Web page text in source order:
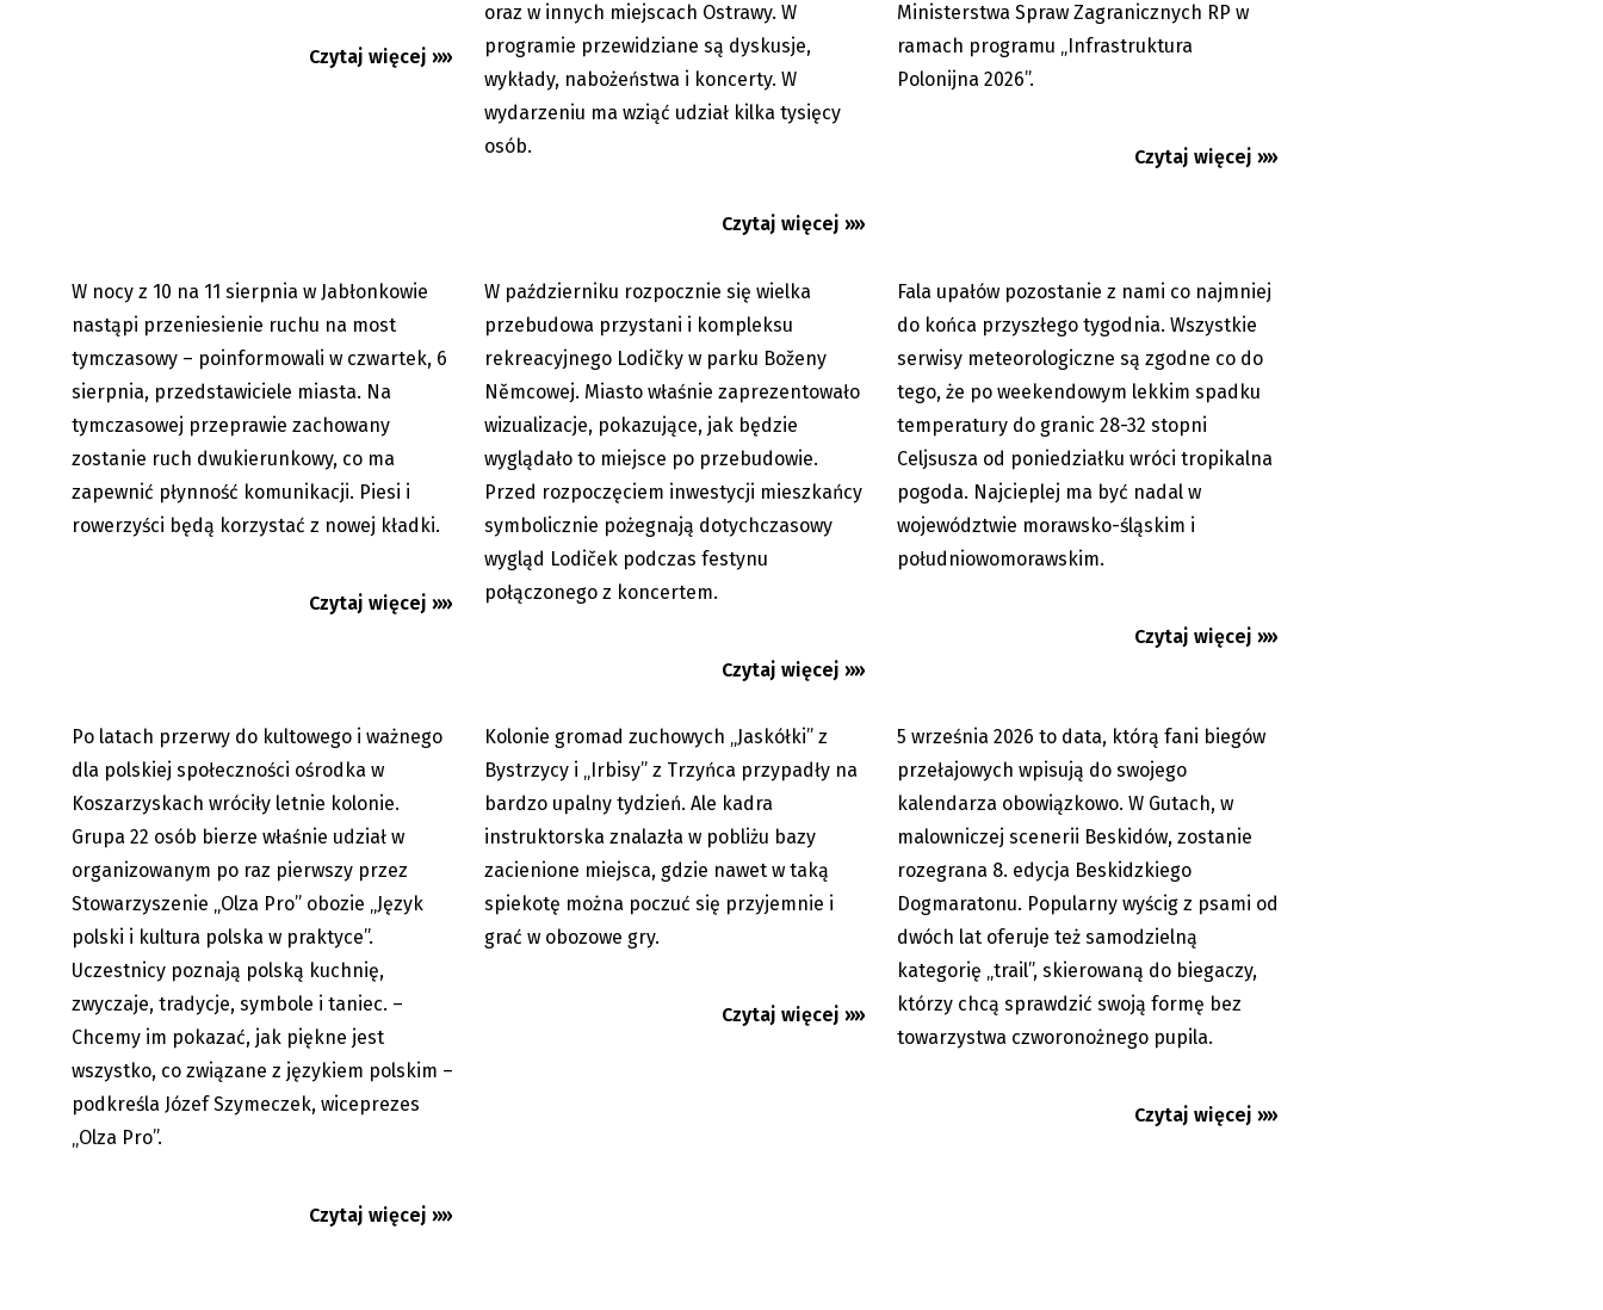
Czytaj więcej »»
oraz w innych miejscach Ostrawy. W
programie przewidziane są dyskusje,
wykłady, nabożeństwa i koncerty. W
wydarzeniu ma wziąć udział kilka tysięcy
osób.
Czytaj więcej »»
Ministerstwa Spraw Zagranicznych RP w
ramach programu „Infrastruktura
Polonijna 2026”.
Czytaj więcej »»
06.08.2026
Utrudnienia w centrum Jabłonkowa.
W nocy z 10 na 11 sierpnia w Jabłonkowie
nastąpi przeniesienie ruchu na most
tymczasowy – poinformowali w czwartek, 6
sierpnia, przedstawiciele miasta. Na
tymczasowej przeprawie zachowany
zostanie ruch dwukierunkowy, co ma
zapewnić płynność komunikacji. Piesi i
rowerzyści będą korzystać z nowej kładki.
Czytaj więcej »»
06.08.2026
Karwina: wielka zmiana kompleksu
Lodičky w parku Boženy
Němcowej...
W październiku rozpocznie się wielka
przebudowa przystani i kompleksu
rekreacyjnego Lodičky w parku Boženy
Němcowej. Miasto właśnie zaprezentowało
wizualizacje, pokazujące, jak będzie
wyglądało to miejsce po przebudowie.
Przed rozpoczęciem inwestycji mieszkańcy
symbolicznie pożegnają dotychczasowy
wygląd Lodiček podczas festynu
połączonego z koncertem.
Czytaj więcej »»
06.08.2026
Upały nie odpuszczą. Gorąco
będzie w naszym regionie co
Fala upałów pozostanie z nami co najmniej
do końca przyszłego tygodnia. Wszystkie
serwisy meteorologiczne są zgodne co do
tego, że po weekendowym lekkim spadku
temperatury do granic 28-32 stopni
Celjsusza od poniedziałku wróci tropikalna
pogoda. Najcieplej ma być nadal w
województwie morawsko-śląskim i
południowomorawskim.
Czytaj więcej »»
05.08.2026
Koszarzyska: Język polski na
każdym kroku
Po latach przerwy do kultowego i ważnego
dla polskiej społeczności ośrodka w
Koszarzyskach wróciły letnie kolonie.
Grupa 22 osób bierze właśnie udział w
organizowanym po raz pierwszy przez
Stowarzyszenie „Olza Pro” obozie „Język
polski i kultura polska w praktyce”.
Uczestnicy poznają polską kuchnię,
zwyczaje, tradycje, symbole i taniec. –
Chcemy im pokazać, jak piękne jest
wszystko, co związane z językiem polskim –
podkreśla Józef Szymeczek, wiceprezes
„Olza Pro”.
Czytaj więcej »»
05.08.2026
Gorąco jak… w Egipcie
Kolonie gromad zuchowych „Jaskółki” z
Bystrzycy i „Irbisy” z Trzyńca przypadły na
bardzo upalny tydzień. Ale kadra
instruktorska znalazła w pobliżu bazy
zacienione miejsca, gdzie nawet w taką
spiekotę można poczuć się przyjemnie i
grać w obozowe gry.
Czytaj więcej »»
05.08.2026
Beskidzki Dogmaraton również bez
psa. Wygraj darmowe numery...
5 września 2026 to data, którą fani biegów
przełajowych wpisują do swojego
kalendarza obowiązkowo. W Gutach, w
malowniczej scenerii Beskidów, zostanie
rozegrana 8. edycja Beskidzkiego
Dogmaratonu. Popularny wyścig z psami od
dwóch lat oferuje też samodzielną
kategorię „trail”, skierowaną do biegaczy,
którzy chcą sprawdzić swoją formę bez
towarzystwa czworonożnego pupila.
Czytaj więcej »»